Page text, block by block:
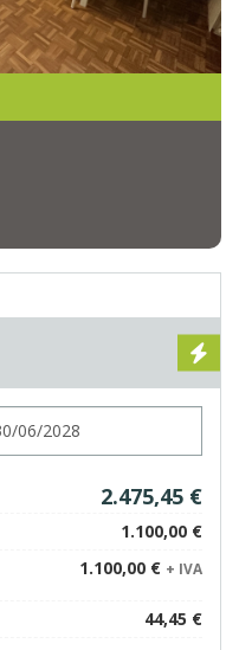
2.475,45 €
1.100,00 €
1.100,00 € + IVA
44,45 €